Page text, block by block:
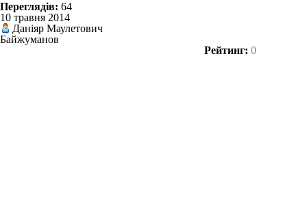
Переглядів: 64
10 травня 2014
Даніяр Маулетович
Байжуманов
Рейтинг: 0